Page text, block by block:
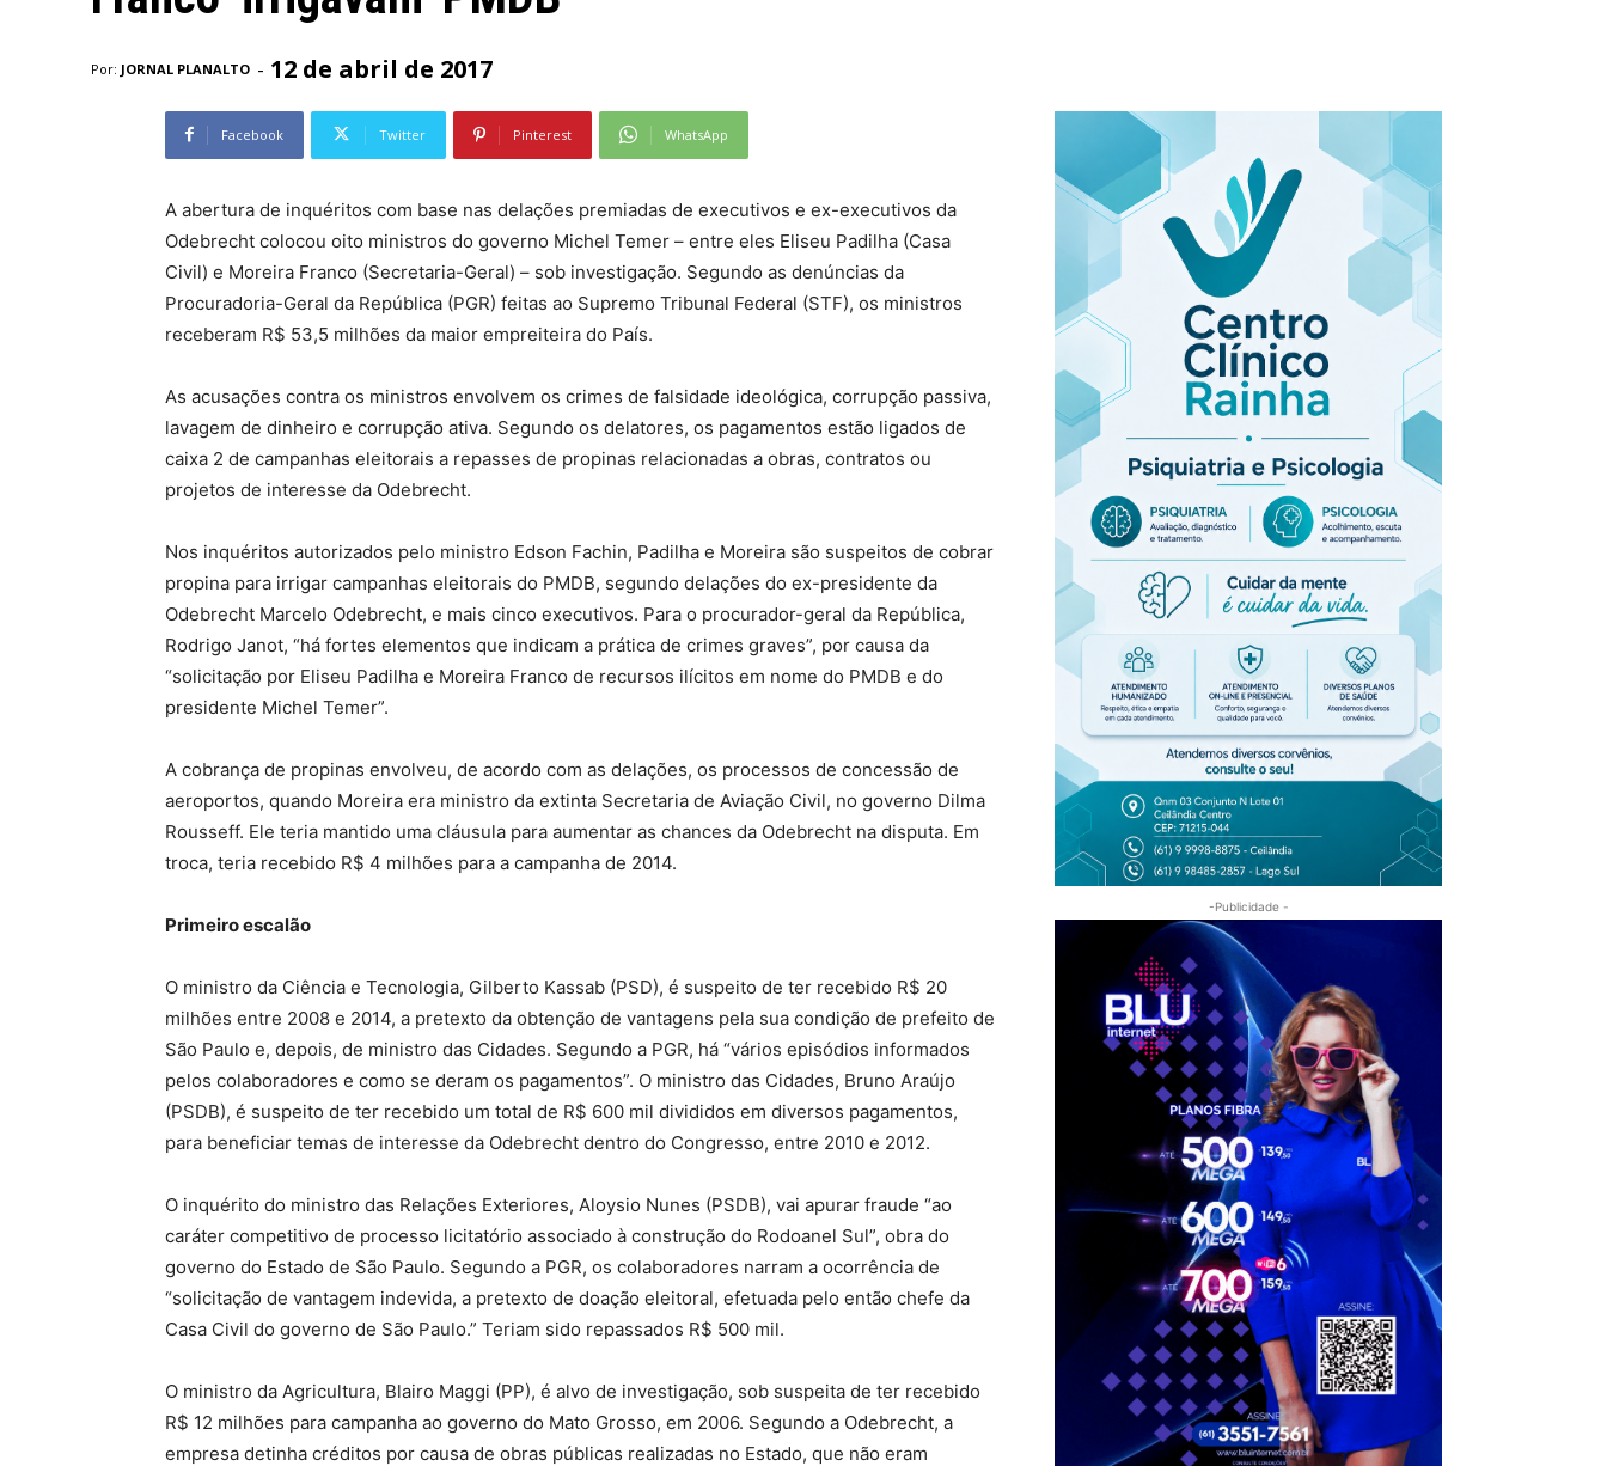
Por: JORNAL PLANALTO - 12 de abril de 2017
Facebook Twitter Pinterest WhatsApp
A abertura de inquéritos com base nas delações premiadas de executivos e ex-executivos da
Odebrecht colocou oito ministros do governo Michel Temer – entre eles Eliseu Padilha (Casa
Civil) e Moreira Franco (Secretaria-Geral) – sob investigação. Segundo as denúncias da
Procuradoria-Geral da República (PGR) feitas ao Supremo Tribunal Federal (STF), os ministros
receberam R$ 53,5 milhões da maior empreiteira do País.
As acusações contra os ministros envolvem os crimes de falsidade ideológica, corrupção passiva,
lavagem de dinheiro e corrupção ativa. Segundo os delatores, os pagamentos estão ligados de
caixa 2 de campanhas eleitorais a repasses de propinas relacionadas a obras, contratos ou
projetos de interesse da Odebrecht.
Nos inquéritos autorizados pelo ministro Edson Fachin, Padilha e Moreira são suspeitos de cobrar
propina para irrigar campanhas eleitorais do PMDB, segundo delações do ex-presidente da
Odebrecht Marcelo Odebrecht, e mais cinco executivos. Para o procurador-geral da República,
Rodrigo Janot, “há fortes elementos que indicam a prática de crimes graves”, por causa da
“solicitação por Eliseu Padilha e Moreira Franco de recursos ilícitos em nome do PMDB e do
presidente Michel Temer”.
A cobrança de propinas envolveu, de acordo com as delações, os processos de concessão de
aeroportos, quando Moreira era ministro da extinta Secretaria de Aviação Civil, no governo Dilma
Rousseff. Ele teria mantido uma cláusula para aumentar as chances da Odebrecht na disputa. Em
troca, teria recebido R$ 4 milhões para a campanha de 2014.
Primeiro escalão
O ministro da Ciência e Tecnologia, Gilberto Kassab (PSD), é suspeito de ter recebido R$ 20
milhões entre 2008 e 2014, a pretexto da obtenção de vantagens pela sua condição de prefeito de
São Paulo e, depois, de ministro das Cidades. Segundo a PGR, há “vários episódios informados
pelos colaboradores e como se deram os pagamentos”. O ministro das Cidades, Bruno Araújo
(PSDB), é suspeito de ter recebido um total de R$ 600 mil divididos em diversos pagamentos,
para beneficiar temas de interesse da Odebrecht dentro do Congresso, entre 2010 e 2012.
O inquérito do ministro das Relações Exteriores, Aloysio Nunes (PSDB), vai apurar fraude “ao
caráter competitivo de processo licitatório associado à construção do Rodoanel Sul”, obra do
governo do Estado de São Paulo. Segundo a PGR, os colaboradores narram a ocorrência de
“solicitação de vantagem indevida, a pretexto de doação eleitoral, efetuada pelo então chefe da
Casa Civil do governo de São Paulo.” Teriam sido repassados R$ 500 mil.
O ministro da Agricultura, Blairo Maggi (PP), é alvo de investigação, sob suspeita de ter recebido
R$ 12 milhões para campanha ao governo do Mato Grosso, em 2006. Segundo a Odebrecht, a
empresa detinha créditos por causa de obras públicas realizadas no Estado, que não eram
-Publicidade -